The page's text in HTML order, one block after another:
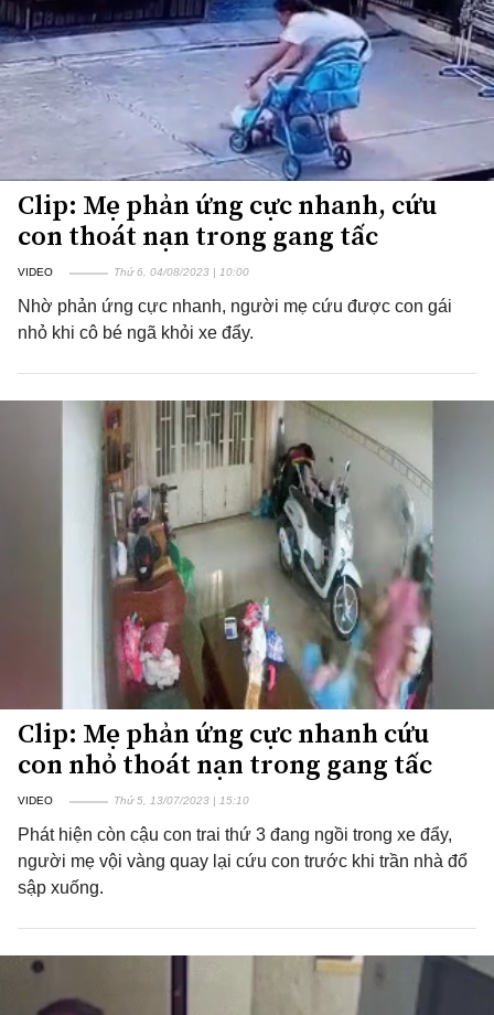
Clip: Mẹ phản ứng cực nhanh, cứu
con thoát nạn trong gang tấc
VIDEO Thứ 6, 04/08/2023 | 10:00
Nhờ phản ứng cực nhanh, người mẹ cứu được con gái
nhỏ khi cô bé ngã khỏi xe đẩy.
Clip: Mẹ phản ứng cực nhanh cứu
con nhỏ thoát nạn trong gang tấc
VIDEO Thứ 5, 13/07/2023 | 15:10
Phát hiện còn cậu con trai thứ 3 đang ngồi trong xe đẩy,
người mẹ vội vàng quay lại cứu con trước khi trần nhà đổ
sập xuống.